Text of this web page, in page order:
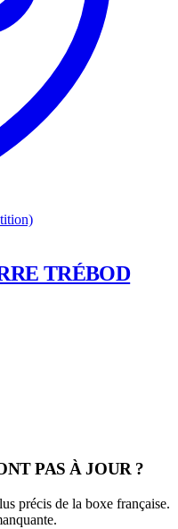
TRÉBOD
PAS À JOUR ?
précis de la boxe française.